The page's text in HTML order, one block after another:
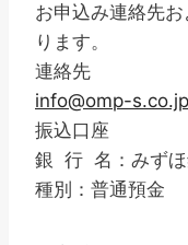
お申込み連絡先
ります。
連絡先
info@omp-s.co.jp
振込口座
銀 行 名：みず
種別：普通預金